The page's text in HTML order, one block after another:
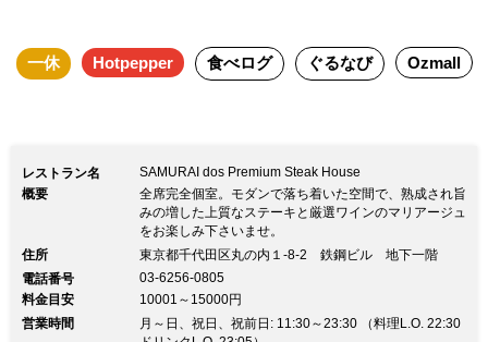
一休 Hotpepper 食べログ ぐるなび Ozmall
レストラン名
SAMURAI dos Premium Steak House
概要
全席完全個室。モダンで落ち着いた空間で、熟成され旨
みの増した上質なステーキと厳選ワインのマリアージュ
をお楽しみ下さいませ。
住所
東京都千代田区丸の内１-8-2 鉄鋼ビル 地下一階
電話番号
03-6256-0805
料金目安
10001～15000円
営業時間
月～日、祝日、祝前日: 11:30～23:30 （料理L.O. 22:30